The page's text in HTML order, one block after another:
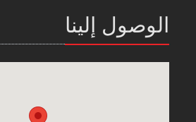
الوصول إلينا